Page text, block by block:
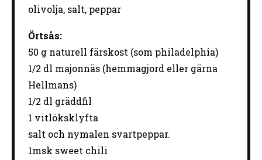
olivolja, salt, peppar
Örtsås:
50 gnaturell färskost (som philadelphia)
1/2 dl majonnäs (hemmagjord eller gärna
Hellmans)
1/2 dl gräddfil
1 vitlöksklyfta
salt och nymalen svartpeppar.
1msk sweet chili